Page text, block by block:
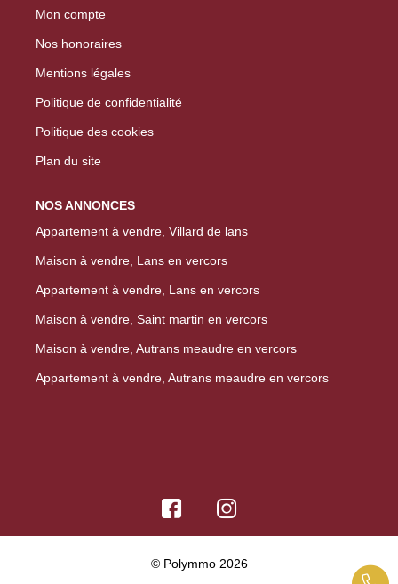
Mon compte
Nos honoraires
Mentions légales
Politique de confidentialité
Politique des cookies
Plan du site
NOS ANNONCES
Appartement à vendre, Villard de lans
Maison à vendre, Lans en vercors
Appartement à vendre, Lans en vercors
Maison à vendre, Saint martin en vercors
Maison à vendre, Autrans meaudre en vercors
Appartement à vendre, Autrans meaudre en vercors
© Polymmo 2026